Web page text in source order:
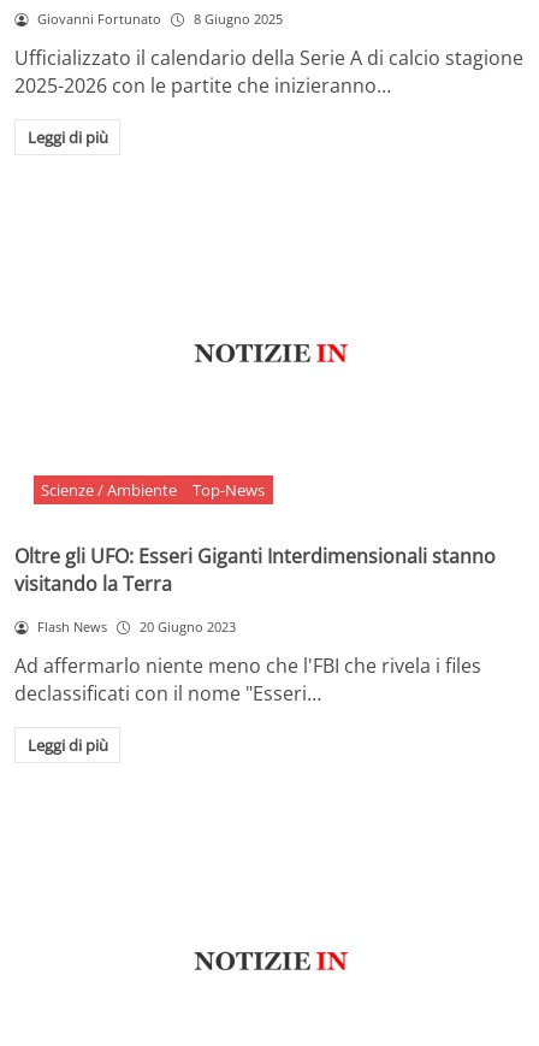
Giovanni Fortunato 8 Giugno 2025
Ufficializzato il calendario della Serie A di calcio stagione
2025-2026 con le partite che inizieranno…
Leggi di più
Scienze / Ambiente Top-News
Oltre gli UFO: Esseri Giganti Interdimensionali stanno
visitando la Terra
Flash News 20 Giugno 2023
Ad affermarlo niente meno che l'FBI che rivela i files
declassificati con il nome "Esseri…
Leggi di più